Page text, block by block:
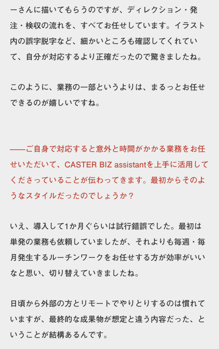
ーさんに描いてもらうのですが、ディレクション・発
注・検収の流れを、すべてお任せしています。イラスト
内の誤字脱字など、細かいところも確認してくれてい
て、自分が対応するより正確だったので驚きましたね。
このように、業務の一部というよりは、まるっとお任せ
できるのが嬉しいですね。
——ご自身で対応すると意外と時間がかかる業務をお任
せいただいて、CASTER BIZ assistantを上手に活用して
くださっていることが伝わってきます。最初からそのよ
うなスタイルだったのでしょうか？
いえ、導入して1か月ぐらいは試行錯誤でした。最初は
単発の業務も依頼していましたが、それよりも毎週・毎
月発生するルーチンワークをお任せする方が効率がいい
なと思い、切り替えていきましたね。
日頃から外部の方とリモートでやりとりするのは慣れて
いますが、最終的な成果物が想定と違う内容だった、と
いうことが結構あるんです。